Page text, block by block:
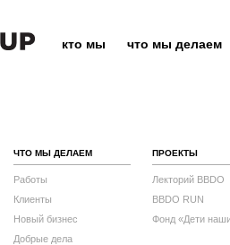
кто мы что мы делаем
ЧТО МЫ ДЕЛАЕМ
Работы
Клиенты
Новый бизнес
Добрые дела
ПРОЕКТЫ
Лекторий BBDO
BBDO RUN
Фонд «Дети